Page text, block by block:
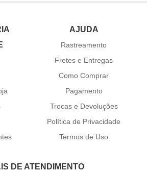
AJUDA
Rastreamento
Fretes e Entregas
Como Comprar
Pagamento
Trocas e Devoluções
Política de Privacidade
Termos de Uso
DE ATENDIMENTO